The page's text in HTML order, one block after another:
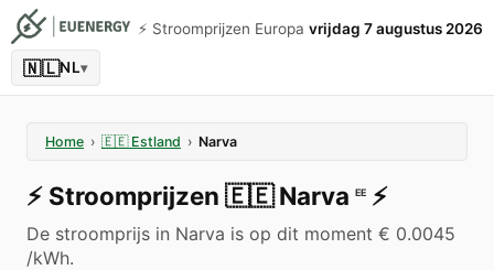
⚡️ Stroomprijzen Europa vrijdag 7 augustus 2026
🇳🇱NL▾
Home › 🇪🇪 Estland › Narva
⚡️ Stroomprijzen 🇪🇪 Narva EE ⚡️
De stroomprijs in Narva is op dit moment € 0.0045
/kWh.